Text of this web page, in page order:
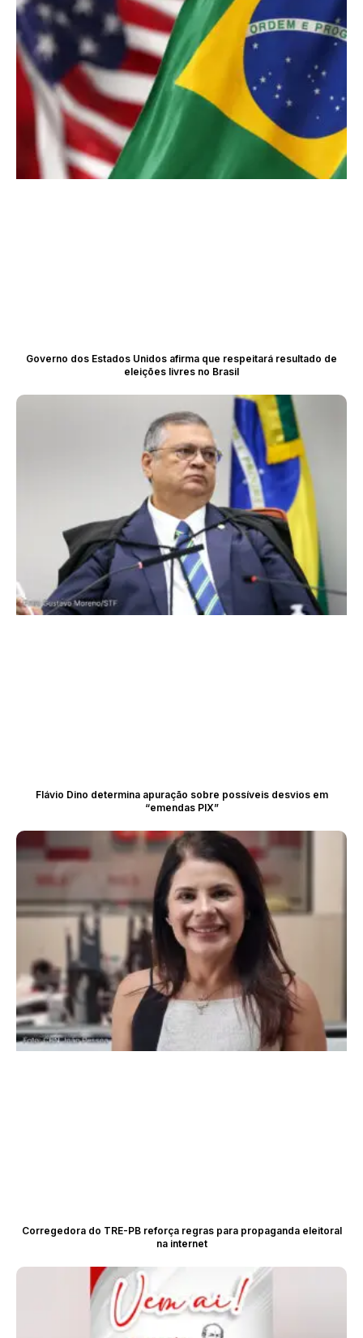
Governo dos Estados Unidos afirma que respeitará resultado de
eleições livres no Brasil
Flávio Dino determina apuração sobre possíveis desvios em
“emendas PIX”
Corregedora do TRE-PB reforça regras para propaganda eleitoral
na internet